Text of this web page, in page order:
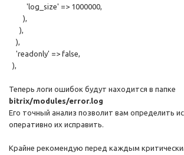
'log_size' => 1000000,
),
),
),
'readonly' => false,
),
Теперь логи ошибок будут находится в папке
bitrix/modules/error.log
Его точный анализ позволит вам определить
оперативно их исправить.
Крайне рекомендую перед каждым